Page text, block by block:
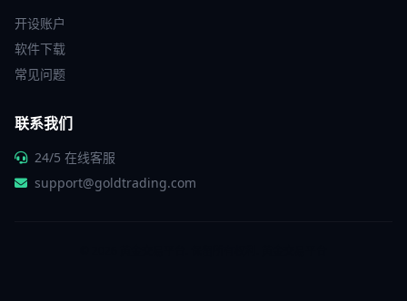
开设账户
软件下载
常见问题
联系我们
24/5 在线客服
support@goldtrading.com